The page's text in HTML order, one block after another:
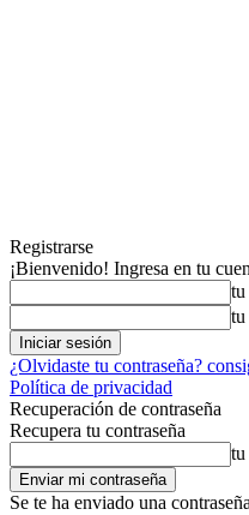
Registrarse
¡Bienvenido! Ingresa en tu
tu
tu
¿Olvidaste tu contraseña?
Política de privacidad
Recuperación de contraseña
Recupera tu contraseña
tu
Se te ha enviado una